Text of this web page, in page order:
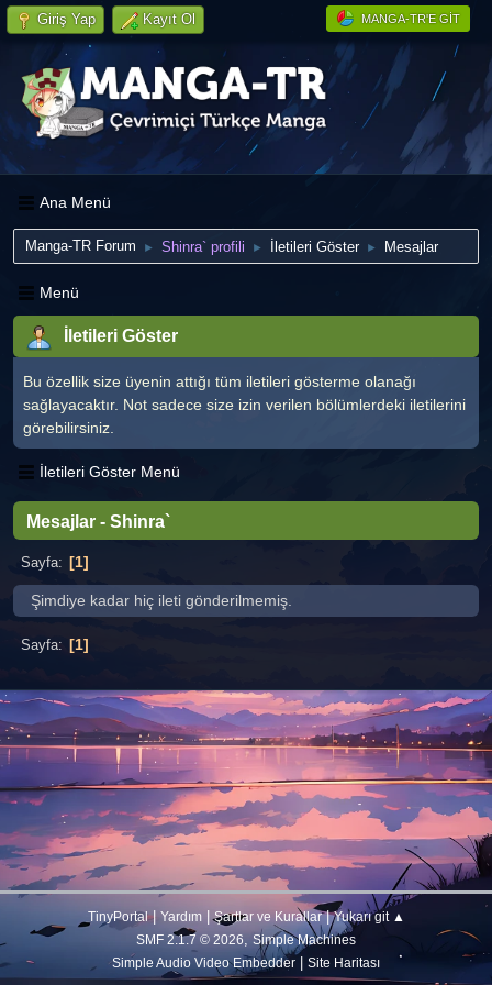
MANGA-TR'E GIT
Giriş Yap Kayıt Ol
Ana Menü
Manga-TR Forum ► Shinra` profili ► İletileri Göster ► Mesajlar
Menü
İletileri Göster
Bu özellik size üyenin attığı tüm iletileri gösterme olanağı
sağlayacaktır. Not sadece size izin verilen bölümlerdeki iletilerini
görebilirsiniz.
İletileri Göster Menü
Mesajlar - Shinra`
Sayfa 1
Şimdiye kadar hiç ileti gönderilmemiş.
Sayfa 1
TinyPortal| Yardım|Şartlar ve Kurallar|Yukarı git ▲
SMF 2.1.7 © 2026, Simple Machines
Simple Audio Video Embedder
Site Haritası